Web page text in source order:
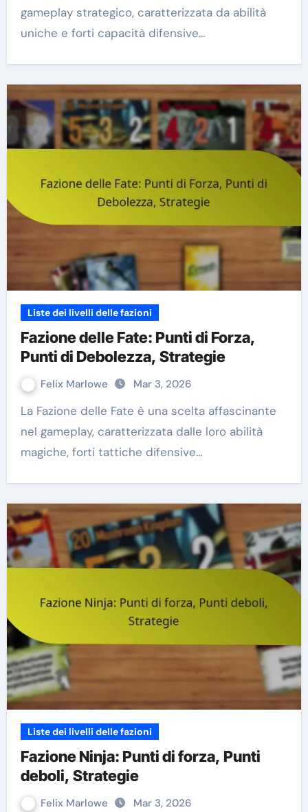
gameplay strategico, caratterizzata da abilità
uniche e forti capacità difensive…
Liste dei livelli delle fazioni
Fazione delle Fate: Punti di Forza,
Punti di Debolezza, Strategie
Felix Marlowe Mar 3, 2026
La Fazione delle Fate è una scelta affascinante
nel gameplay, caratterizzata dalle loro abilità
magiche, forti tattiche difensive…
Liste dei livelli delle fazioni
Fazione Ninja: Punti di forza, Punti
deboli, Strategie
Felix Marlowe Mar 3, 2026